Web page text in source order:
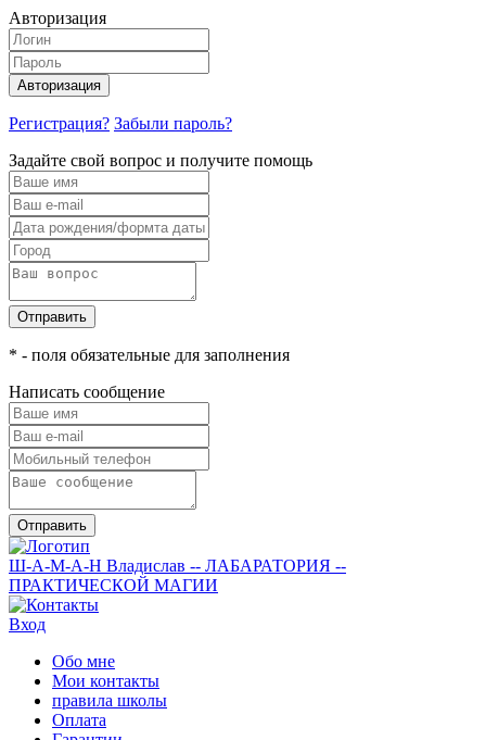
Авторизация
Авторизация
Регистрация? Забыли пароль?
Задайте свой вопрос и получите помощь
Отправить
* - поля обязательные для заполнения
Написать сообщение
Отправить
Ш-А-М-А-Н Владислав -- ЛАБАРАТОРИЯ --
ПРАКТИЧЕСКОЙ МАГИИ
Вход
Обо мне
Мои контакты
правила школы
Оплата